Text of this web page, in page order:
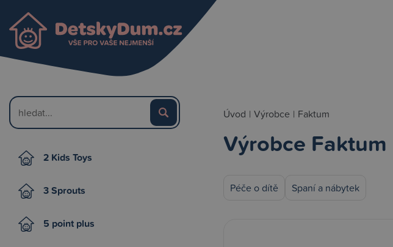
2 Kids Toys
3 Sprouts
5 point plus
Úvod | Výrobce | Faktum
Výrobce Faktum
Péče o dítě Spaní a nábytek